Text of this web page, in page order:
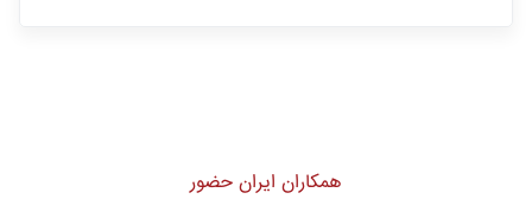
همکاران ایران حضور